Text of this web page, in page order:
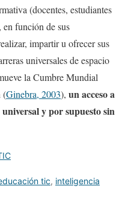
(docentes, estudiantes
en función de sus
impartir u ofrecer sus
universales de espacio
la Cumbre Mundial
(Ginebra, 2003), un acceso a
y por supuesto sin
tic, inteligencia